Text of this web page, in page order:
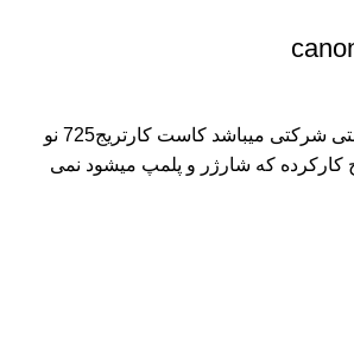
کارتریج دارای گارانتی شرکتی میباشد کاست کارتریج725 نو
کارکرده که شارژر و پلمپ میشود نمی